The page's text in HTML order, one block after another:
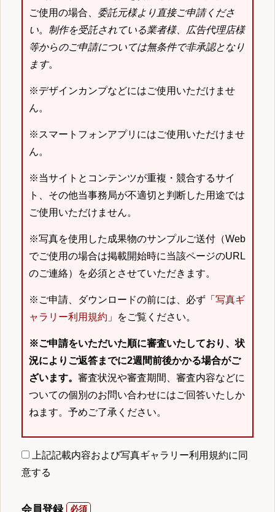
ご使用の場合、 委託元様より直接ご申請くださ
い。 制作を受託されている業者様、広告代理店様
等からのご申請については無条件で非承認となり
ます。
※デザインカンプなどにはご使用いただけませ
ん。
※スマートフォンアプリにはご使用いただけませ
ん。
※当サイトとコンテンツが重複・競合するサイ
ト、その他当事務局が不適切と判断した用途では
ご使用いただけません。
※写真を使用した成果物のサンプルご送付（Web
でご使用の場合は掲載開始時に当該ページのURL
のご連絡）を必須とさせていただきます。
※ご申請、ダウンロードの前には、必ず「 写真ギ
ャラリー利用規約 」をご覧ください。
※ご申請をいただいた順に審査いたしており、状
況によりご返答までに2週間前後かかる場合がご
ざいます。 審査状況や審査期間、審査内容などに
ついての個別のお問い合わせにはご回答いたしか
ねます。予めご了承ください。
上記記載内容および写真ギャラリー利用規約に同
意する
会員登録